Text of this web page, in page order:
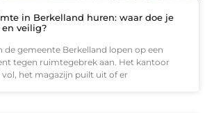
in Berkelland huren: waar doe je
veilig?
de gemeente Berkelland lopen op een
tegen ruimtegebrek aan. Het kantoor
het magazijn puilt uit of er